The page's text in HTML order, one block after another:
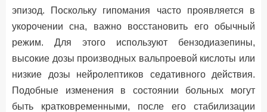
эпизод. Поскольку гипомания часто проявляется в
укорочении сна, важно восстановить его обычный
режим. Для этого используют бензодиазепины,
высокие дозы производных вальпроевой кислоты или
низкие дозы нейролептиков седативного действия.
Подобные изменения в состоянии больных могут
быть кратковременными, после его стабилизации